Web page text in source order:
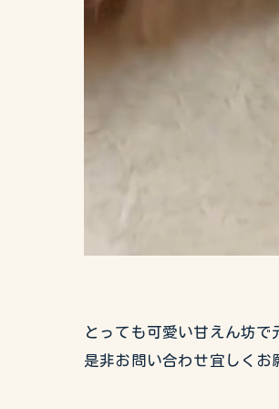
とっても可愛い甘えん
是非お問い合わせ宜しくお